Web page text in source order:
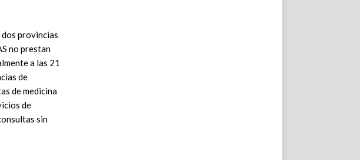
provincias
no prestan
a las 21
de
de medicina
de
sin